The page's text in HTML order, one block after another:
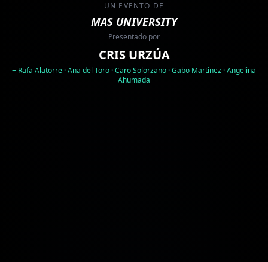
UN EVENTO DE
MAS UNIVERSITY
Presentado por
CRIS URZÚA
+ Rafa Alatorre · Ana del Toro · Caro Solorzano · Gabo Martinez · Angelina
Ahumada